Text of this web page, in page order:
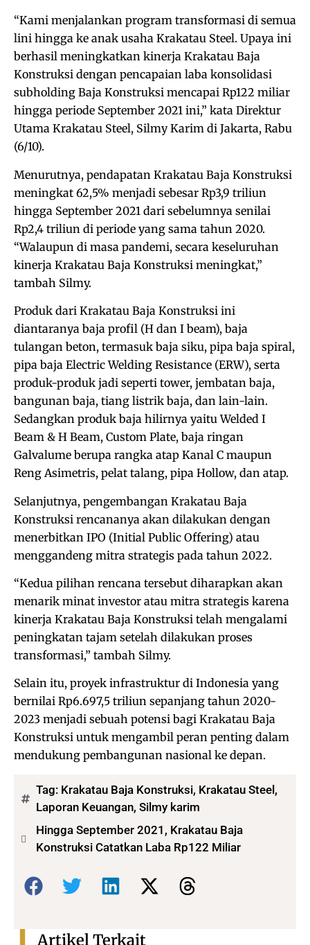
“Kami menjalankan program transformasi di semua
lini hingga ke anak usaha Krakatau Steel. Upaya ini
berhasil meningkatkan kinerja Krakatau Baja
Konstruksi dengan pencapaian laba konsolidasi
subholding Baja Konstruksi mencapai Rp122 miliar
hingga periode September 2021 ini,” kata Direktur
Utama Krakatau Steel, Silmy Karim di Jakarta, Rabu
(6/10).
Menurutnya, pendapatan Krakatau Baja Konstruksi
meningkat 62,5% menjadi sebesar Rp3,9 triliun
hingga September 2021 dari sebelumnya senilai
Rp2,4 triliun di periode yang sama tahun 2020.
“Walaupun di masa pandemi, secara keseluruhan
kinerja Krakatau Baja Konstruksi meningkat,”
tambah Silmy.
Produk dari Krakatau Baja Konstruksi ini
diantaranya baja profil (H dan I beam), baja
tulangan beton, termasuk baja siku, pipa baja spiral,
pipa baja Electric Welding Resistance (ERW), serta
produk-produk jadi seperti tower, jembatan baja,
bangunan baja, tiang listrik baja, dan lain-lain.
Sedangkan produk baja hilirnya yaitu Welded I
Beam & H Beam, Custom Plate, baja ringan
Galvalume berupa rangka atap Kanal C maupun
Reng Asimetris, pelat talang, pipa Hollow, dan atap.
Selanjutnya, pengembangan Krakatau Baja
Konstruksi rencananya akan dilakukan dengan
menerbitkan IPO (Initial Public Offering) atau
menggandeng mitra strategis pada tahun 2022.
“Kedua pilihan rencana tersebut diharapkan akan
menarik minat investor atau mitra strategis karena
kinerja Krakatau Baja Konstruksi telah mengalami
peningkatan tajam setelah dilakukan proses
transformasi,” tambah Silmy.
Selain itu, proyek infrastruktur di Indonesia yang
bernilai Rp6.697,5 triliun sepanjang tahun 2020-
2023 menjadi sebuah potensi bagi Krakatau Baja
Konstruksi untuk mengambil peran penting dalam
mendukung pembangunan nasional ke depan.
Tag: Krakatau Baja Konstruksi, Krakatau Steel,
Laporan Keuangan, Silmy karim
Hingga September 2021, Krakatau Baja
Konstruksi Catatkan Laba Rp122 Miliar
Bagikan:
Artikel Terkait